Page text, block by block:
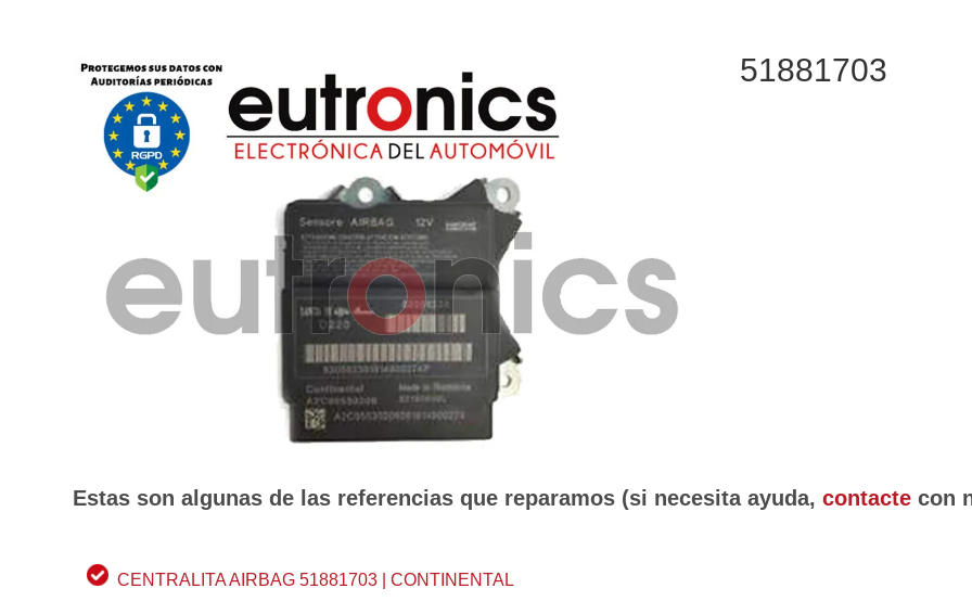
51881703
Estas son algunas de las referencias que reparamos (si necesita ayuda, contactecon
CENTRALITA AIRBAG 51881703 | CONTINENTAL